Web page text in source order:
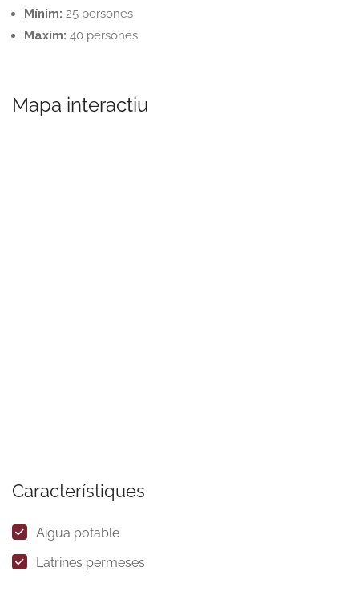
Mínim: 25 persones
Màxim: 40 persones
Mapa interactiu
Característiques
Aigua potable
Latrines permeses